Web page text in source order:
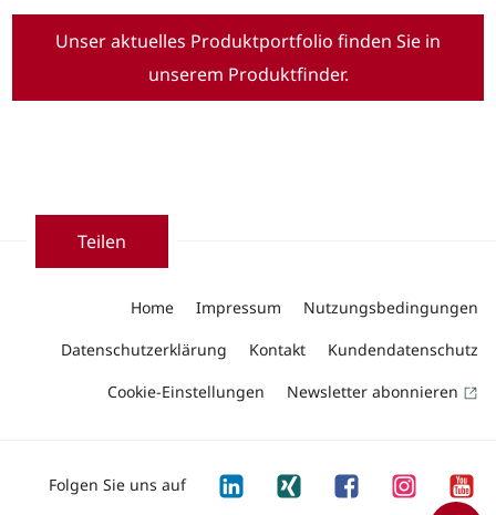
Unser aktuelles Produktportfolio finden Sie in
unserem Produktfinder.
Teilen
Home Impressum
Nutzungsbedingungen
Datenschutzerklärung
Kontakt
Kundendatenschutz
Cookie-Einstellungen
Newsletter abonnieren
Folgen Sie uns auf